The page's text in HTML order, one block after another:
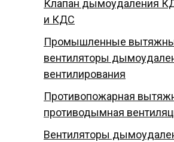
Клапан дымоудаления
и КДС
Промышленные
вентиляторы
вентилирования
Противопожарная
противодымная
Вентиляторы